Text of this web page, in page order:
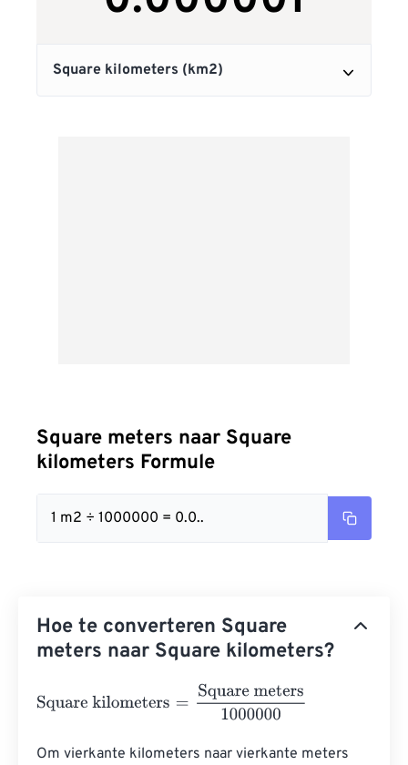
Square meters naar Square
kilometers Formule
1 m2 ÷ 1000000 = 0.0..
Hoe te converteren Square
meters naar Square kilometers?
Square kilometers Square meters1000000
Om vierkante kilometers naar vierkante meters